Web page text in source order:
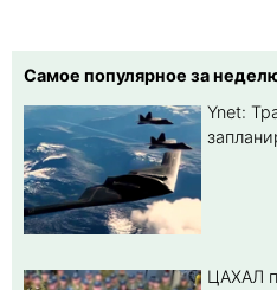
Самое популярное за
Ynet:
ЦАХАЛ